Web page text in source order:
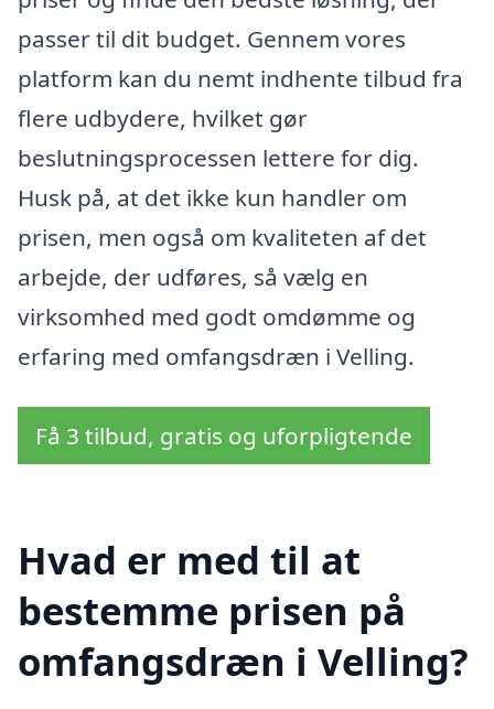
passer til dit budget. Gennem vores
platform kan du nemt indhente tilbud fra
flere udbydere, hvilket gør
beslutningsprocessen lettere for dig.
Husk på, at det ikke kun handler om
prisen, men også om kvaliteten af det
arbejde, der udføres, så vælg en
virksomhed med godt omdømme og
erfaring med omfangsdræn i Velling.
Få 3 tilbud, gratis og uforpligtende
Hvad er med til at
bestemme prisen på
omfangsdræn i Velling?